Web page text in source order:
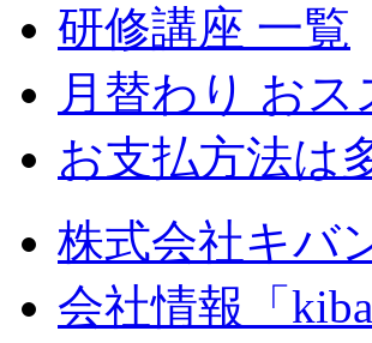
研修講座 一覧
月替わり お
お支払方法は
株式会社キバ
会社情報「